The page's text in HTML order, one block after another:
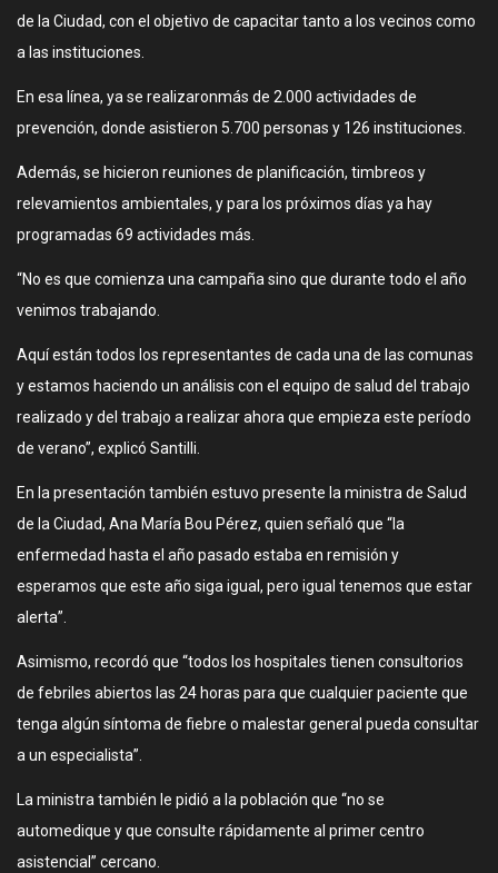
de la Ciudad, con el objetivo de capacitar tanto a los vecinos como
a las instituciones.
En esa línea, ya se realizaronmás de 2.000 actividades de
prevención, donde asistieron 5.700 personas y 126 instituciones.
Además, se hicieron reuniones de planificación, timbreos y
relevamientos ambientales, y para los próximos días ya hay
programadas 69 actividades más.
“No es que comienza una campaña sino que durante todo el año
venimos trabajando.
Aquí están todos los representantes de cada una de las comunas
y estamos haciendo un análisis con el equipo de salud del trabajo
realizado y del trabajo a realizar ahora que empieza este período
de verano”, explicó Santilli.
En la presentación también estuvo presente la ministra de Salud
de la Ciudad, Ana María Bou Pérez, quien señaló que “la
enfermedad hasta el año pasado estaba en remisión y
esperamos que este año siga igual, pero igual tenemos que estar
alerta”.
Asimismo, recordó que “todos los hospitales tienen consultorios
de febriles abiertos las 24 horas para que cualquier paciente que
tenga algún síntoma de fiebre o malestar general pueda consultar
a un especialista”.
La ministra también le pidió a la población que “no se
automedique y que consulte rápidamente al primer centro
asistencial” cercano.